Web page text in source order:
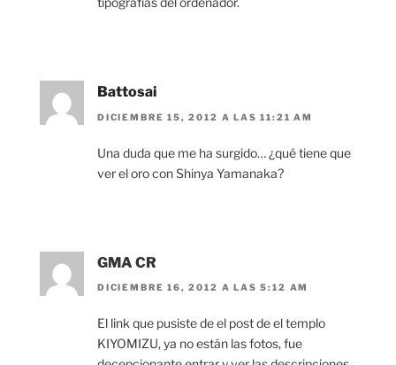
Battosai
DICIEMBRE 15, 2012 A LAS 11:21 AM
Una duda que me ha surgido… ¿qué tiene que
ver el oro con Shinya Yamanaka?
GMA CR
DICIEMBRE 16, 2012 A LAS 5:12 AM
El link que pusiste de el post de el templo
KIYOMIZU, ya no están las fotos, fue